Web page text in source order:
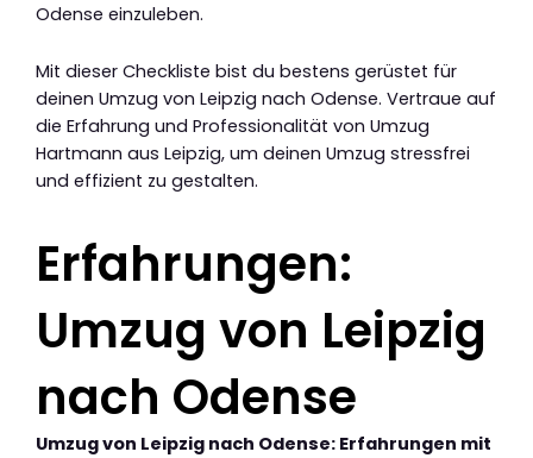
Odense einzuleben.
Mit dieser Checkliste bist du bestens gerüstet für
deinen Umzug von Leipzig nach Odense. Vertraue auf
die Erfahrung und Professionalität von Umzug
Hartmann aus Leipzig, um deinen Umzug stressfrei
und effizient zu gestalten.
Erfahrungen:
Umzug von Leipzig
nach Odense
Umzug von Leipzig nach Odense: Erfahrungen mit